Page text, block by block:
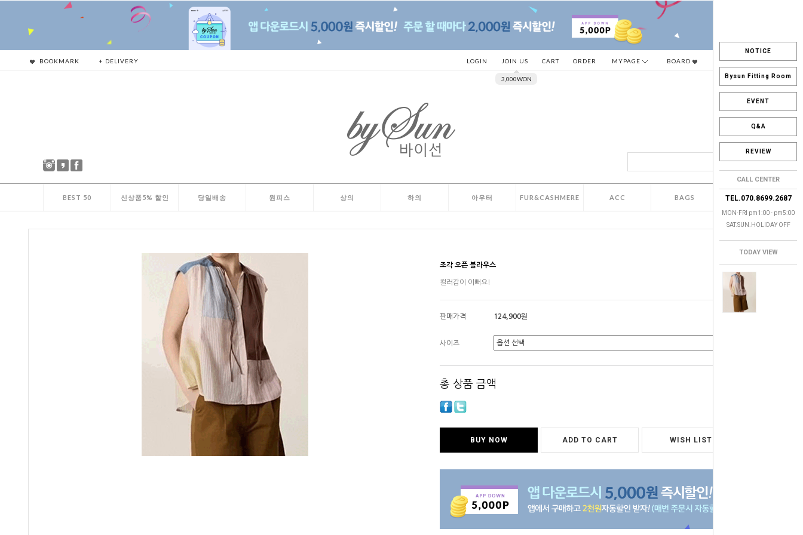
NOTICE
Bysun Fitting Room
EVENT
Q&A
REVIEW
CALL CENTER
TEL.070.8699.2687
MON-FRI pm1:00 - pm5:00
SAT.SUN.HOLIDAY OFF
TODAY VIEW
BOOKMARK + DELIVERY LOGIN JOIN US
3,000WON
CART ORDER MYPAGE BOARD
BEST 50 신상품5% 할인 당일배송 원피스 상의 하의 아우터 FUR&CASHMERE ACC BAGS SALE
조각 오픈 블라우스
컬러감이 이뻐요!
판매가격 124,900원
사이즈
총 상품 금액
BUY NOW ADD TO CART WISH LIST